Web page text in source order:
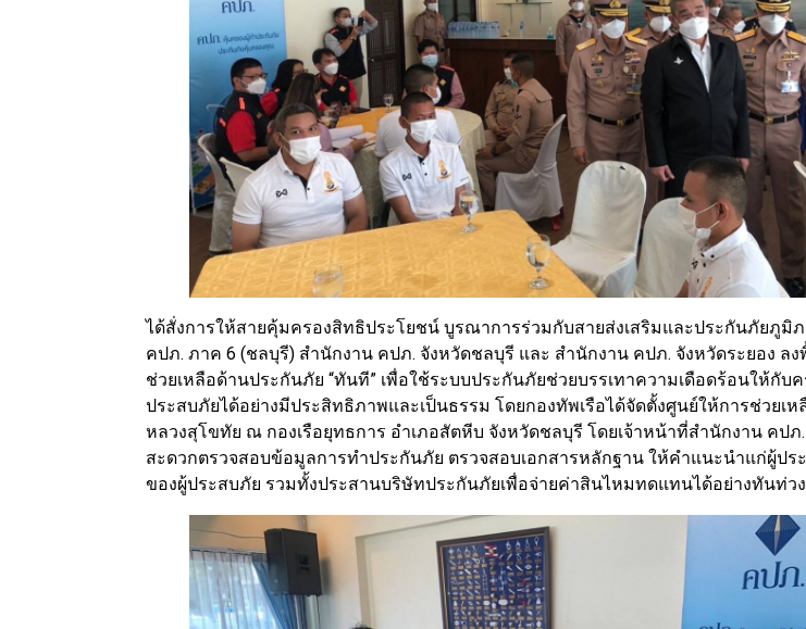
ได้สั่งการให้สายคุ้มครองสิทธิประโยชน์ บูรณาการร่วมกับสายส่งเสริมและประกันภัยภูมิ
คปภ. ภาค 6 (ชลบุรี) สำนักงาน คปภ. จังหวัดชลบุรี และ สำนักงาน คปภ. จังหวัดระยอง ลง
ช่วยเหลือด้านประกันภัย “ทันที” เพื่อใช้ระบบประกันภัยช่วยบรรเทาความเดือดร้อนให้กับ
ประสบภัยได้อย่างมีประสิทธิภาพและเป็นธรรม โดยกองทัพเรือได้จัดตั้งศูนย์ให้การช่วยเห
หลวงสุโขทัย ณ กองเรือยุทธการ อำเภอสัตหีบ จังหวัดชลบุรี โดยเจ้าหน้าที่สำนักงาน คปภ
สะดวกตรวจสอบข้อมูลการทำประกันภัย ตรวจสอบเอกสารหลักฐาน ให้คำแนะนำแก่ผู้ป
ของผู้ประสบภัย รวมทั้งประสานบริษัทประกันภัยเพื่อจ่ายค่าสินไหมทดแทนได้อย่างทันท่ว